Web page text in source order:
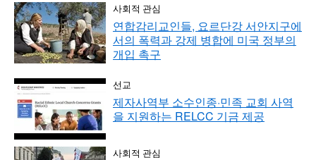
사회적 관심
연합감리교인들, 요르단강 서안지구에
서의 폭력과 강제 병합에 미국 정부의
개입 촉구
선교
제자사역부 소수인종·민족 교회 사역
을 지원하는 RELCC 기금 제공
사회적 관심